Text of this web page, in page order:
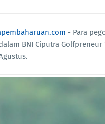
- Para
BNI Ciputra Golfpreneur